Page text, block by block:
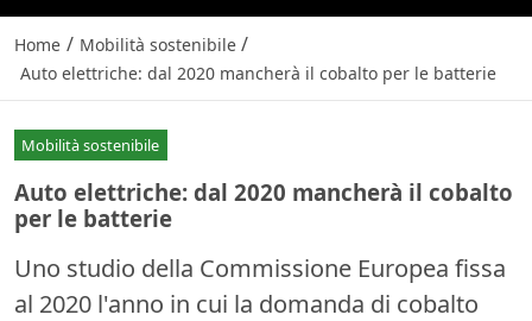
Home / Mobilità sostenibile /
Auto elettriche: dal 2020 mancherà il cobalto per le batterie
Mobilità sostenibile
Auto elettriche: dal 2020 mancherà il cobalto
per le batterie
Uno studio della Commissione Europea fissa
al 2020 l'anno in cui la domanda di cobalto